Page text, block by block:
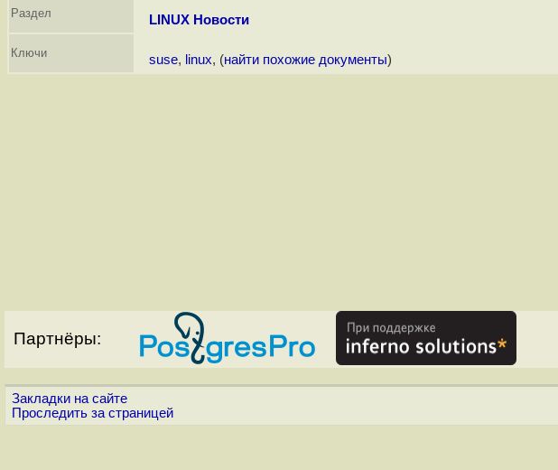
Раздел LINUX Новости
Ключи suse, linux, (найти похожие документы)
Партнёры:
Закладки на сайте
Проследить за страницей